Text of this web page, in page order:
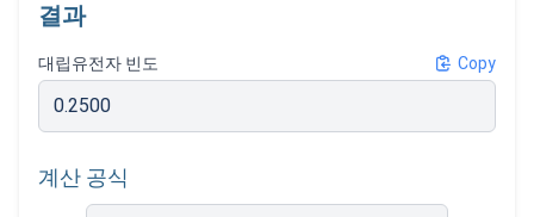
결과
대립유전자 빈도 Copy
0.2500
계산 공식